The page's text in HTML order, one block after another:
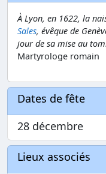
À Lyon, en 1622, la
Sales, évêque de
jour de sa mise au
Martyrologe romain
Dates de fête
28 décembre
Lieux associés